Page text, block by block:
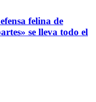
felina de
se lleva todo el